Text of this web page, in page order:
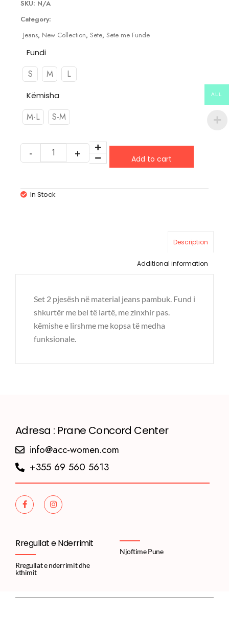
SKU: N/A
Category:
Jeans, New Collection, Sete, Sete me Funde
Fundi
S M L
Këmisha
M-L S-M
Add to cart
In Stock
Description
Additional information
Set 2 pjesësh në material jeans pambuk. Fund i
shkurtër me bel të lartë, me zinxhir pas.
këmishe e lirshme me kopsa të medha
funksionale.
Adresa : Prane Concord Center
info@acc-women.com
+355 69 560 5613
Rregullat e Nderrimit
Rregullat e nderrimit dhe
kthimit
Njoftime Pune
ALL